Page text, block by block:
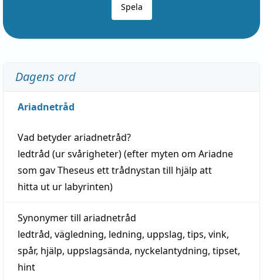
Spela
Dagens ord
Ariadnetråd
Vad betyderariadnetråd?
ledtråd (ur svårigheter) (efter myten om Ariadne
som gav Theseus ett trådnystan till hjälp att
hitta ut ur labyrinten)
Synonymer till ariadnetråd
ledtråd, vägledning, ledning, uppslag, tips, vink,
spår, hjälp, uppslagsända, nyckelantydning, tipset,
hint